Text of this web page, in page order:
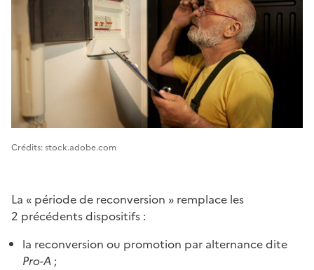
Image 1
Crédits: stock.adobe.com
La « période de reconversion » remplace les
2 précédents dispositifs :
la reconversion ou promotion par alternance dite
Pro-A ;